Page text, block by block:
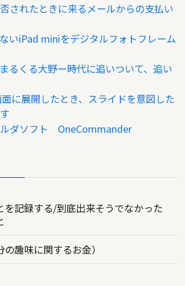
されたときに来るメールからの支払い
いiPad miniをデジタルフォトフレーム
るくる大野ー時代に追いついて、追い
に展開したとき、スライドを意図した
ダソフト OneCommander
を記録する/到底出来そうでなかった
趣味に関するお金）